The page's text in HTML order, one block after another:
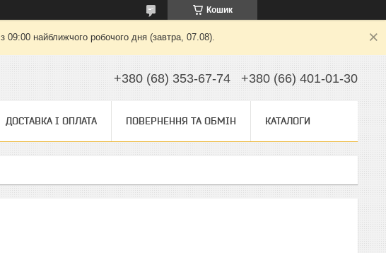
Кошик
09:00 найближчого робочого дня (завтра, 07.08).
+380 (68) 353-67-74 +380 (66) 401-01-30
ДОСТАВКА І ОПЛАТА ПОВЕРНЕННЯ ТА ОБМІН КАТАЛОГИ